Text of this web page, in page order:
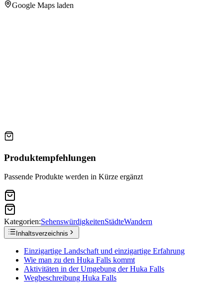
Google Maps laden
Produktempfehlungen
Passende Produkte werden in Kürze ergänzt
Kategorien:SehenswürdigkeitenStädteWandern
Inhaltsverzeichnis
Einzigartige Landschaft und einzigartige Erfahrung
Wie man zu den Huka Falls kommt
Aktivitäten in der Umgebung der Huka Falls
Wegbeschreibung Huka Falls